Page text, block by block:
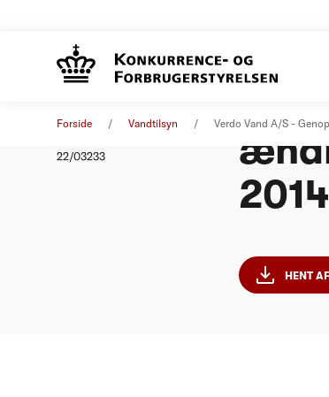
Forside Vandtilsyn Verdo Vand A/S -
22/03233
2014
HENT